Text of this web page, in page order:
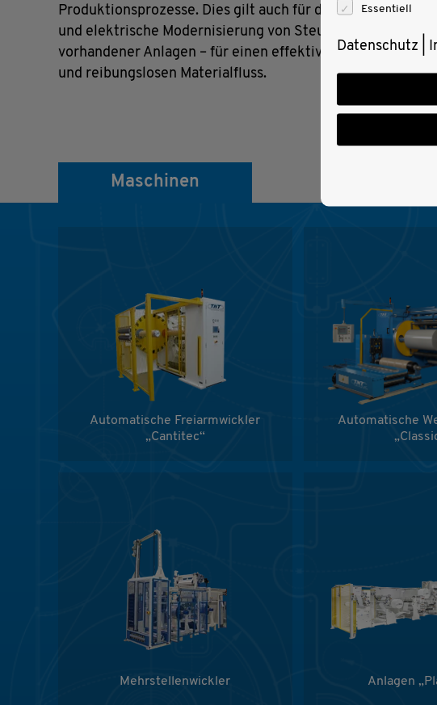
Produktionsprozesse. Dies gilt auch für die mechanische
und elektrische Modernisierung von Steuerungen
vorhandener Anlagen – für einen effektiven
und reibungslosen Materialfluss.
Maschinen
Automatische Freiarmwickler
„Cantitec“
Automatische
Mehrstellenwickler Anlagen
Essentiell
Datenschutz